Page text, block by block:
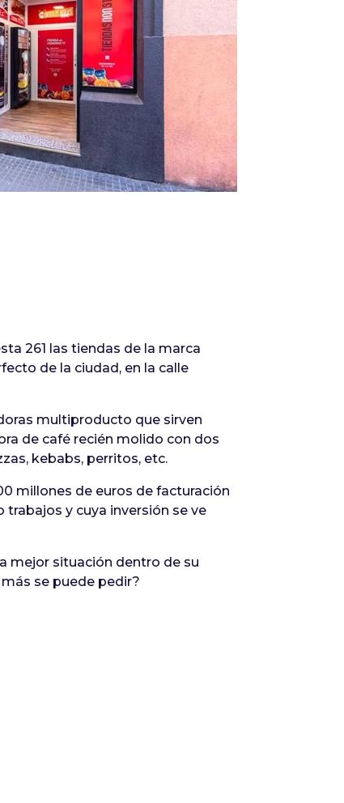
Infórmate
261 las tiendas de la marca
de la ciudad, en la calle
multiproducto que sirven
de café recién molido con dos
kebabs, perritos, etc.
millones de euros de facturación
y cuya inversión se ve
mejor situación dentro de su
se puede pedir?